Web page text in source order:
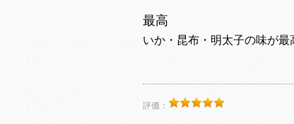
最高
いか・昆布・明太子の味が最
評価：